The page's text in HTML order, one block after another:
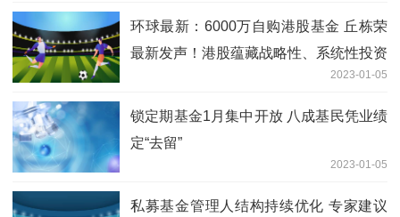
环球最新：6000万自购港股基金 丘栋荣
最新发声！港股蕴藏战略性、系统性投资
2023-01-05
锁定期基金1月集中开放 八成基民凭业绩
定“去留”
2023-01-05
私募基金管理人结构持续优化 专家建议